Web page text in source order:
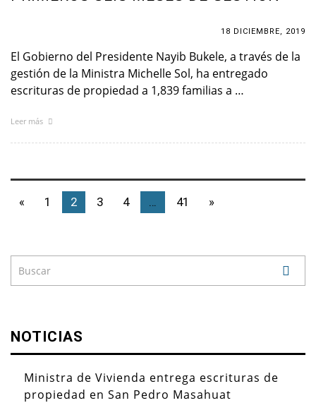
18 DICIEMBRE, 2019
El Gobierno del Presidente Nayib Bukele, a través de la
gestión de la Ministra Michelle Sol, ha entregado
escrituras de propiedad a 1,839 familias a …
Leer más
« 1 2 3 4 … 41 »
NOTICIAS
Ministra de Vivienda entrega escrituras de
propiedad en San Pedro Masahuat